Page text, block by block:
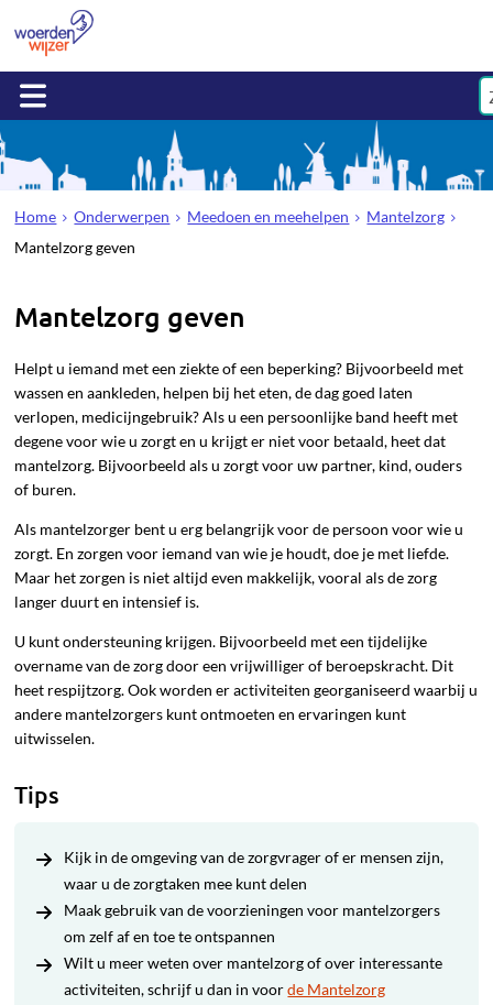
Home Onderwerpen Meedoen en meehelpen
Mantelzorg
Mantelzorg geven
Mantelzorg geven
Helpt u iemand met een ziekte of een beperking? Bijvoorbeeld met
wassen en aankleden, helpen bij het eten, de dag goed laten
verlopen, medicijngebruik? Als u een persoonlijke band heeft met
degene voor wie u zorgt en u krijgt er niet voor betaald, heet dat
mantelzorg. Bijvoorbeeld als u zorgt voor uw partner, kind, ouders
of buren.
Als mantelzorger bent u erg belangrijk voor de persoon voor wie u
zorgt. En zorgen voor iemand van wie je houdt, doe je met liefde.
Maar het zorgen is niet altijd even makkelijk, vooral als de zorg
langer duurt en intensief is.
U kunt ondersteuning krijgen. Bijvoorbeeld met een tijdelijke
overname van de zorg door een vrijwilliger of beroepskracht. Dit
heet respijtzorg. Ook worden er activiteiten georganiseerd waarbij u
andere mantelzorgers kunt ontmoeten en ervaringen kunt
uitwisselen.
Tips
Kijk in de omgeving van de zorgvrager of er mensen zijn,
waar u de zorgtaken mee kunt delen
Maak gebruik van de voorzieningen voor mantelzorgers
om zelf af en toe te ontspannen
Wilt u meer weten over mantelzorg of over interessante
activiteiten, schrijf u dan in voorde Mantelzorg